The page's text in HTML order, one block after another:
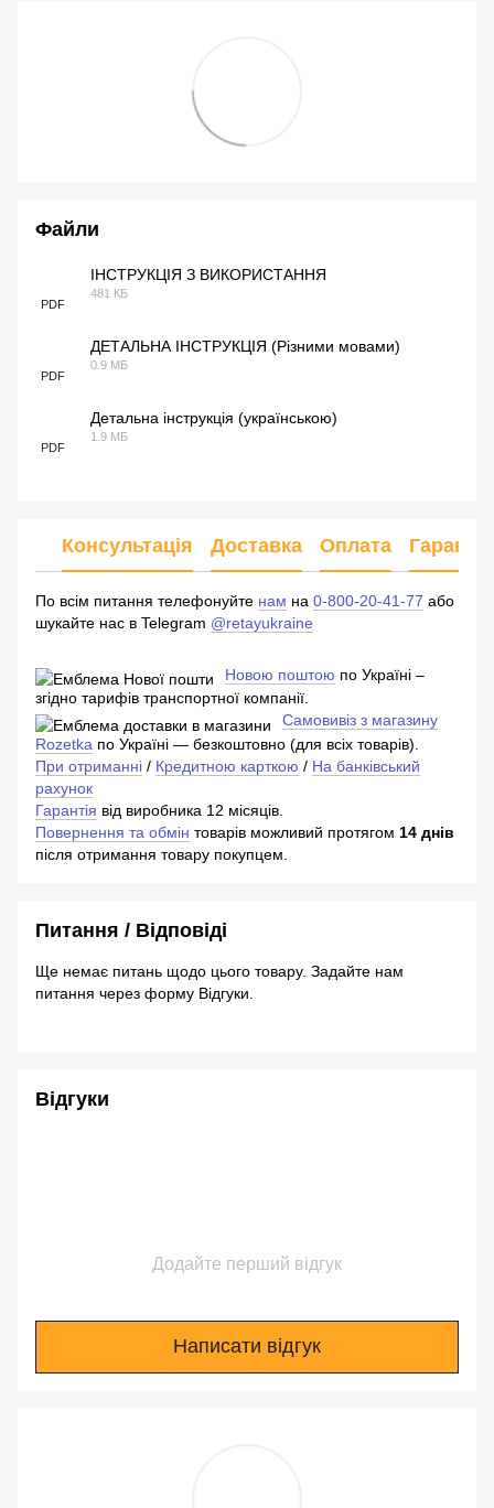
Файли
PDF
ІНСТРУКЦІЯ З ВИКОРИСТАННЯ
481 КБ
PDF
ДЕТАЛЬНА ІНСТРУКЦІЯ (Різними мовами)
0.9 МБ
PDF
Детальна інструкція (українською)
1.9 МБ
Консультація Доставка Оплата Гарантія
По всім питання телефонуйте нам на 0-800-20-41-77 або
шукайте нас в Telegram @retayukraine
Новою поштою по Україні –
згідно тарифів транспортної компанії.
Самовивіз з магазину
Rozetka по Україні — безкоштовно (для всіх товарів).
При отриманні / Кредитною карткою / На банківський
рахунок
Гарантія від виробника 12 місяців.
Повернення та обмін товарів можливий протягом 14 днів
після отримання товару покупцем.
Питання / Відповіді
Ще немає питань щодо цього товару. Задайте нам
питання через форму Відгуки.
Відгуки
Додайте перший відгук
Написати відгук